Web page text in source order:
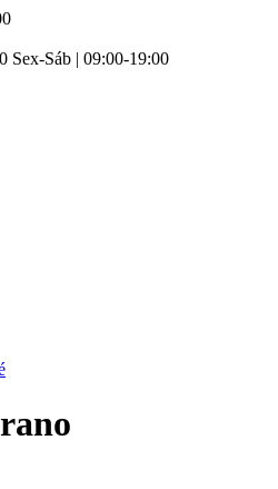
Sex-Sáb | 09:00-19:00